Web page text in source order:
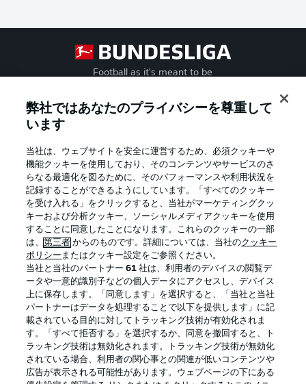
Football as it's meant to be
Official Partners
プライバシー・ポリシー 優先設定を管理する
弊社ではあなたのプライバシーを尊重して
います
当社は、ウェブサイトを安全に運営するため、必須クッキーや
機能クッキーを使用しており、そのコンテンツやサービスのさ
らなる最適化を図るために、そのパフォーマンスや利用状況を
記録することができるようにしています。「すべてのクッキー
を受け入れる」をクリックすると、当社がマーケティングクッ
キーおよび分析クッキー、ソーシャルメディアクッキーを使用
することに同意したことになります。これらのクッキーの一部
は、第三者 からのものです。詳細については、当社のクッキー
ポリシー またはクッキー設定をご参照ください。
当社と当社のパートナー61 社は、利用者のデバイスの閲覧デ
ータや一意的識別子などの個人データにアクセスし、デバイス
上に保存します。「同意します」を選択すると、「当社と当社
パートナーはデータを処理することで以下を提供します」に記
載されている目的に対してトラッキング技術が有効化されま
す。「すべて拒否する」を選択するか、同意を撤回すると、ト
ラッキング技術は無効化されます。トラッキング技術が無効化
されている場合、利用者の関心事との関連が低いコンテンツや
広告が表示される可能性があります。ウェブページの下にある